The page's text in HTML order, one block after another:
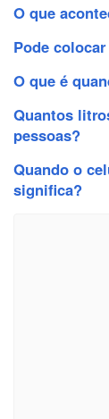
O que
Pode
O que é
Quantos
pessoas?
Quando o
significa?